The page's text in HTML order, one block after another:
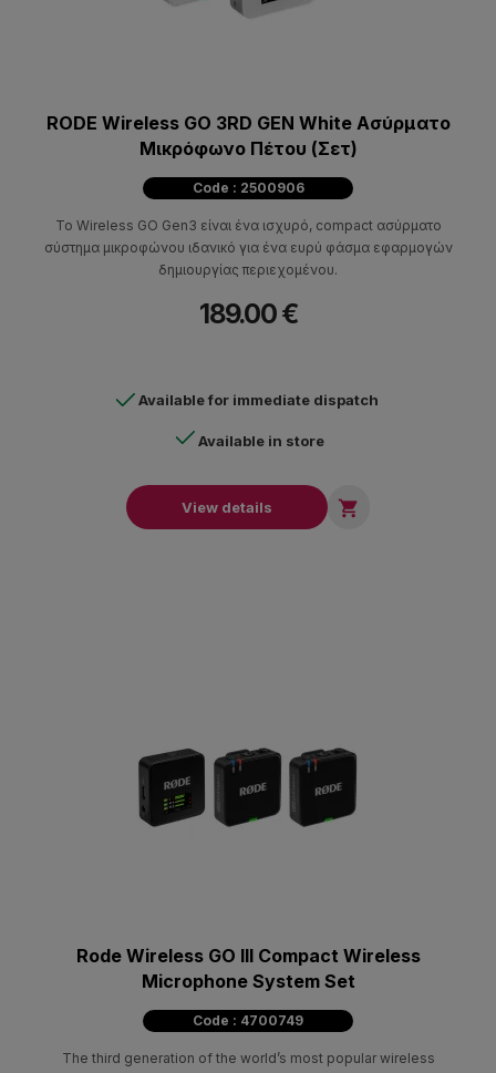
RODE Wireless GO 3RD GEN White Ασύρματο
Μικρόφωνο Πέτου (Σετ)
Code : 2500906
Το Wireless GO Gen3 είναι ένα ισχυρό, compact ασύρματο
σύστημα μικροφώνου ιδανικό για ένα ευρύ φάσμα εφαρμογών
δημιουργίας περιεχομένου.
189.00 €
Available for immediate dispatch
Available in store
View details 
Rode Wireless GO III Compact Wireless
Microphone System Set
Code : 4700749
The third generation of the world’s most popular wireless